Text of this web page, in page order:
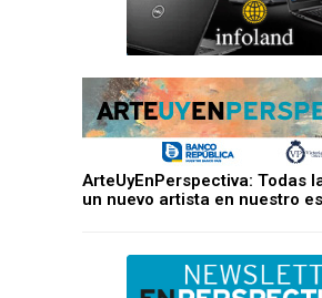
ArteUyEnPerspectiva: Todas
un nuevo artista en nuestro